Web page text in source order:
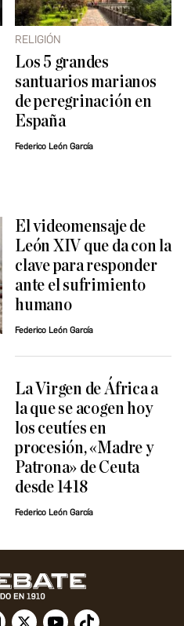
RELIGIÓN
Los 5 grandes
santuarios marianos
de peregrinación en
España
Federico León García
El videomensaje de
León XIV que da con la
clave para responder
ante el sufrimiento
humano
Federico León García
La Virgen de África a
la que se acogen hoy
los ceutíes en
procesión, «Madre y
Patrona» de Ceuta
desde 1418
Federico León García